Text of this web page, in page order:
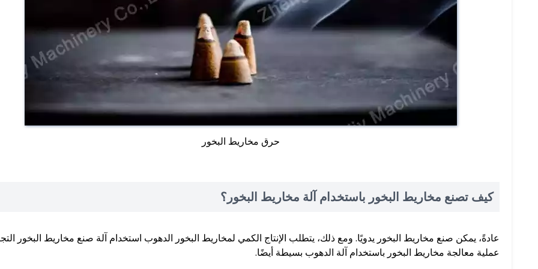
حرق مخاريط البخور
كيف تصنع مخاريط البخور باستخدام آلة مخاريط البخور؟
عادةً، يمكن صنع مخاريط البخور يدويًا. ومع ذلك، يتطلب الإنتاج الكمي لمخاريط البخور الدهوب استخدام آلة صنع مخاريط البخور
عملية معالجة مخاريط البخور باستخدام آلة الدهوب بسيطة أيضًا.